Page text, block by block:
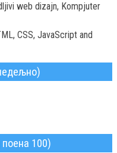
web dizajn, Kompjuter
CSS, JavaScript and
100)